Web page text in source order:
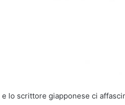
e lo scrittore giapponese ci